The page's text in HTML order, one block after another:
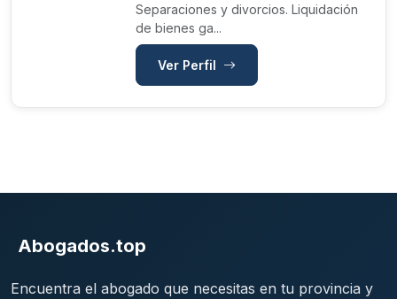
Separaciones y divorcios. Liquidación
de bienes ga...
Ver Perfil
Abogados.top
Encuentra el abogado que necesitas en tu provincia y